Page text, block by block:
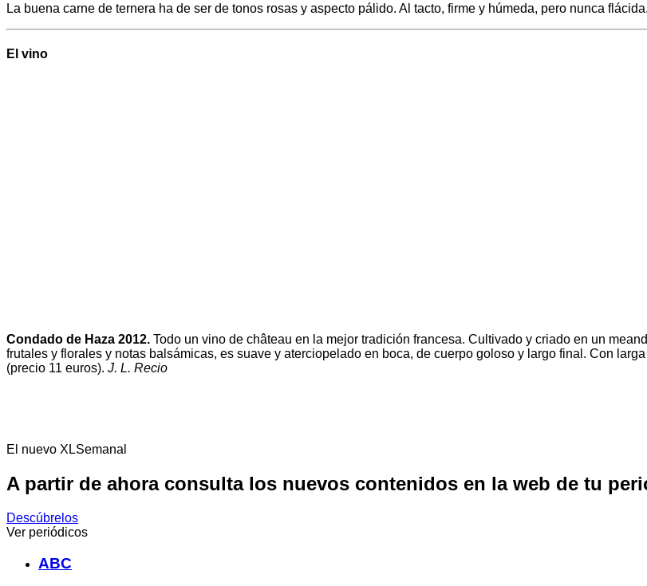
La buena carne de ternera ha de ser de tonos rosas y aspecto pálido. Al tacto, firme y húmeda, pero nunca
El vino
Condado de Haza 2012. Todo un vino de château en la mejor tradición francesa. Cultivado y criado en un
frutales y florales y notas balsámicas, es suave y aterciopelado en boca, de cuerpo goloso y largo final. Con
(precio 11 euros). J. L. Recio
El nuevo XLSemanal
A partir de ahora consulta los nuevos contenidos en la web de tu
Descúbrelos
Ver periódicos
ABC